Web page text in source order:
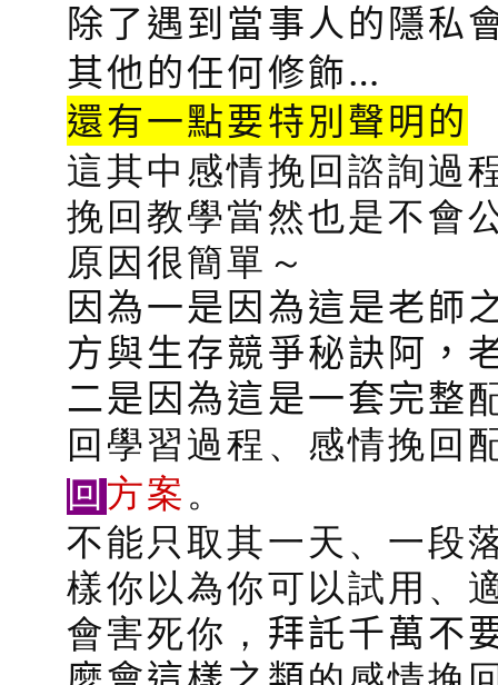
除了遇到當事人的隱私
其他的任何修飾…
還有一點要特別聲明的
這其中感情挽回諮詢過
挽回教學當然也是不會
原因很簡單～
因為一是因為這是老師
方與生存競爭秘訣阿，
二是因為這是一套完整
回學習過程、感情挽回
回方案。
不能只取其一天、一段
樣你以為你可以試用、
會害死你， 拜託千萬不